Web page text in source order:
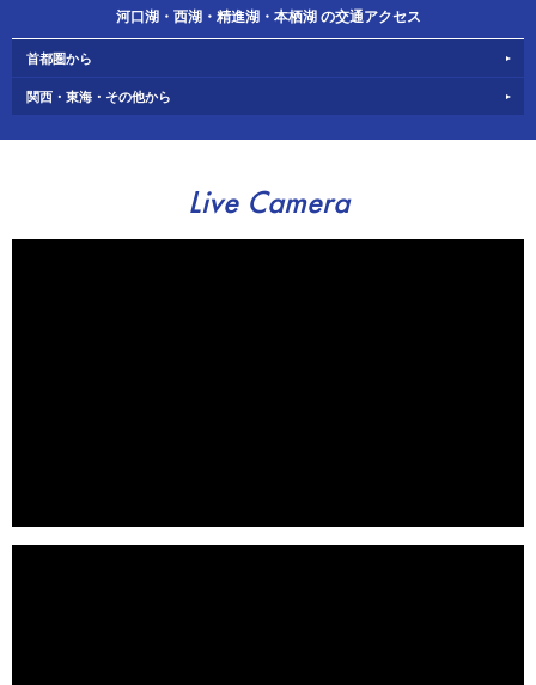
河口湖・西湖・精進湖・本栖湖 の交通アクセス
首都圏から
関西・東海・その他から
Live Camera